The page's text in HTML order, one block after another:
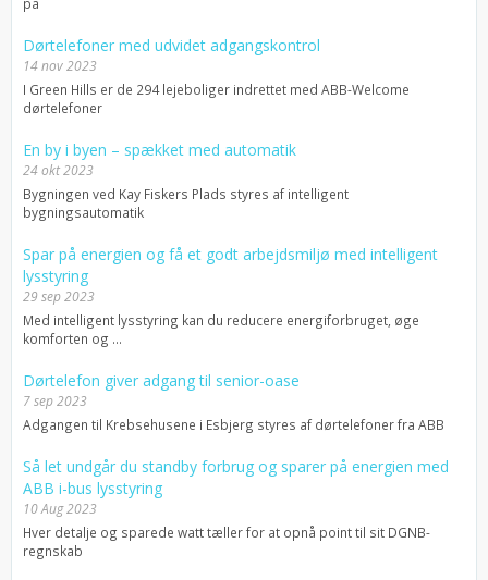
Dørtelefoner med udvidet adgangskontrol
14 nov 2023
I Green Hills er de 294 lejeboliger indrettet med ABB-Welcome
dørtelefoner
En by i byen – spækket med automatik
24 okt 2023
Bygningen ved Kay Fiskers Plads styres af intelligent
bygningsautomatik
Spar på energien og få et godt arbejdsmiljø med intelligent
lysstyring
29 sep 2023
Med intelligent lysstyring kan du reducere energiforbruget, øge
komforten og ...
Dørtelefon giver adgang til senior-oase
7 sep 2023
Adgangen til Krebsehusene i Esbjerg styres af dørtelefoner fra ABB
Så let undgår du standby forbrug og sparer på energien med
ABB i-bus lysstyring
10 Aug 2023
Hver detalje og sparede watt tæller for at opnå point til sit DGNB-
regnskab